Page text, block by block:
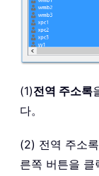
(1)전역 주소록
다。
(2) 전역 주소
른쪽 버튼을 클